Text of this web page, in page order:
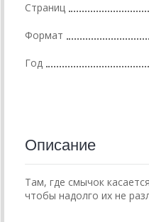
Страниц
Формат
Год
Описание
Там, где смычок
чтобы надолго их не